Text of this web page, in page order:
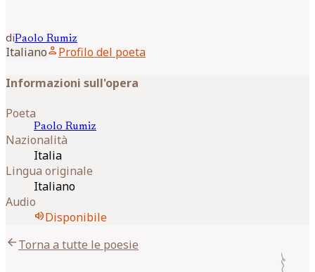
diPaolo Rumiz
Italianoperson Profilo del poeta
Informazioni sull'opera
Poeta
Paolo Rumiz
Nazionalità
Italia
Lingua originale
Italiano
Audio
volume_upDisponibile
arrow_backTorna a tutte le poesie